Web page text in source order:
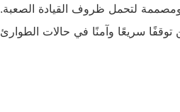
ومصممة لتحمل ظروف القيادة الصعبة.